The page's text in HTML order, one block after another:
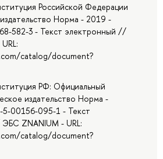
Российской Федерации
Норма - 2019 -
582-3 - Текст электронный //
catalog/document?
РФ: Официальный
издательство Норма -
5-00156-095-1 - Текст
ZNANIUM - URL:
catalog/document?